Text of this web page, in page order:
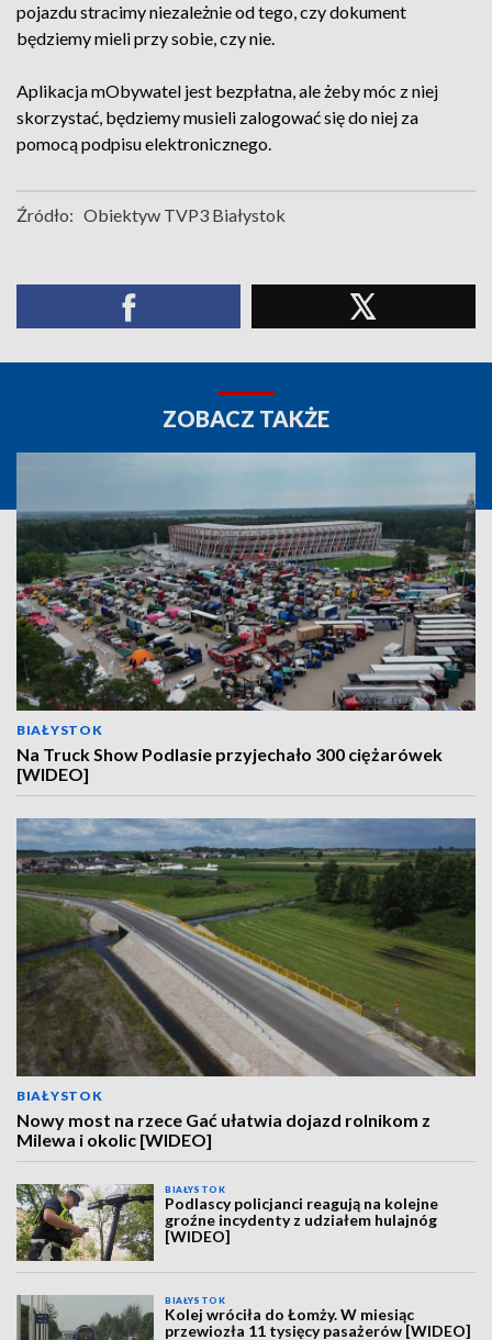
pojazdu stracimy niezależnie od tego, czy dokument
będziemy mieli przy sobie, czy nie.
Aplikacja mObywatel jest bezpłatna, ale żeby móc z niej
skorzystać, będziemy musieli zalogować się do niej za
pomocą podpisu elektronicznego.
Źródło: Obiektyw TVP3 Białystok
ZOBACZ TAKŻE
BIAŁYSTOK
Na Truck Show Podlasie przyjechało 300 ciężarówek
[WIDEO]
BIAŁYSTOK
Nowy most na rzece Gać ułatwia dojazd rolnikom z
Milewa i okolic [WIDEO]
BIAŁYSTOK
Podlascy policjanci reagują na kolejne
groźne incydenty z udziałem hulajnóg
[WIDEO]
BIAŁYSTOK
Kolej wróciła do Łomży. W miesiąc
przewiozła 11 tysięcy pasażerów [WIDEO]